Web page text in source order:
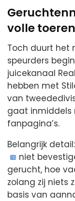
volle toeren
Toch duurt het
speurders
juicekanaal
hebben met
van
gaat inmiddels
fanpagina’s.
Belangrijk
niet
gerucht, hoe
zolang zij niets
basis van